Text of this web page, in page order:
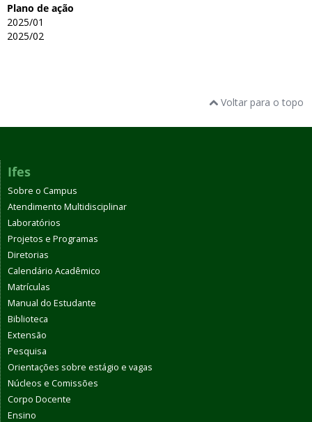
Plano de ação
2025/01
2025/02
Voltar para o topo
Ifes
Sobre o Campus
Atendimento Multidisciplinar
Laboratórios
Projetos e Programas
Diretorias
Calendário Acadêmico
Matrículas
Manual do Estudante
Biblioteca
Extensão
Pesquisa
Orientações sobre estágio e vagas
Núcleos e Comissões
Corpo Docente
Ensino